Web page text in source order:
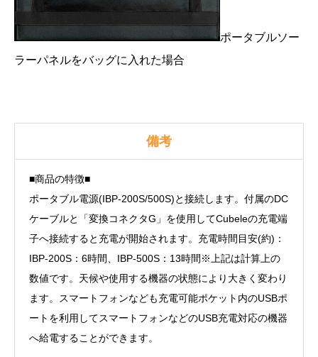
ポータブルソー
ラーパネルをバッグに入れた場合
備考
■商品の特徴■
ポータブル電源(IBP-200S/500S)と接続します。付属のDC
ケーブルと「変換コネクタG」を使用してCubeleの充電端
子へ接続すると充電が開始されます。充電時間目安(約)：
IBP-200S：6時間、IBP-500S：13時間※上記は計算上の
数値です。天候や使用する機器の状態により大きく変わり
ます。スマートフォンなども充電可能ポケット内のUSBポ
ートを利用してスマートフォンなどのUSB充電対応の機器
へ給電することができます。